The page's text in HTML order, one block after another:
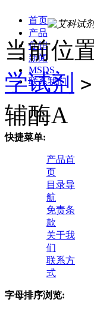
首页
产品
促销
新闻
MSDS
联系我们
当前位
学试剂 >
辅酶A
快捷菜单:
产品首
页
目录导
航
免责条
款
关于我
们
联系方
式
字母排序浏览: